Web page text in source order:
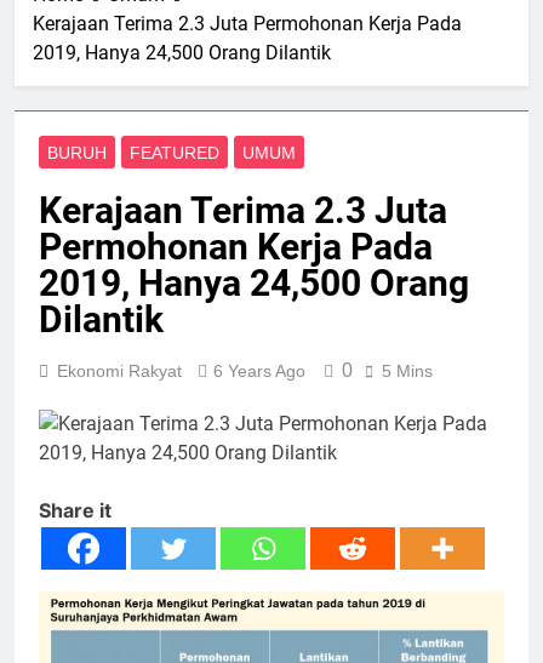
Kerajaan Terima 2.3 Juta Permohonan Kerja Pada
2019, Hanya 24,500 Orang Dilantik
BURUH FEATURED UMUM
Kerajaan Terima 2.3 Juta
Permohonan Kerja Pada
2019, Hanya 24,500 Orang
Dilantik
Ekonomi Rakyat 6 Years Ago 0 5 Mins
Share it